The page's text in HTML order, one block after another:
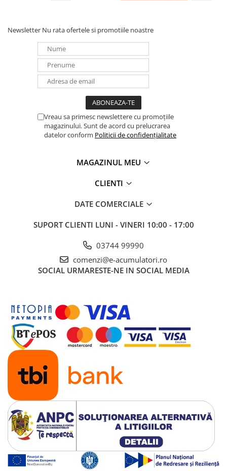
Newsletter Nu rata ofertele si promotiile noastre
Vreau sa primesc newslettere cu promoțiile
magazinului. Sunt de acord cu prelucrarea
datelor conform Politicii de confidențialitate
MAGAZINUL MEU
CLIENTI
DATE COMERCIALE
SUPORT CLIENTI LUNI - VINERI 10:00 - 17:00
03744 99990
comenzi@e-acumulatori.ro
SOCIAL URMARESTE-NE IN SOCIAL MEDIA